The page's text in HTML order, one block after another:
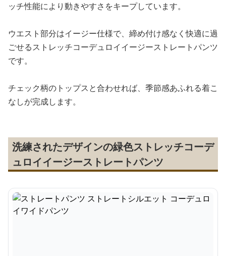
ッチ性能により動きやすさをキープしています。
ウエスト部分はイージー仕様で、締め付け感なく快適に過
ごせるストレッチコーデュロイイージーストレートパンツ
です。
チェック柄のトップスと合わせれば、季節感あふれる着こ
なしが完成します。
洗練されたデザインの緑色ストレッチコーデ
ュロイイージーストレートパンツ